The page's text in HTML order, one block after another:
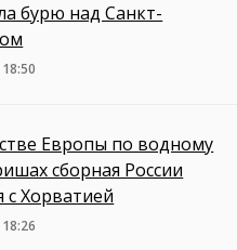
бурю над Санкт-
Европы по водному
сборная России
с Хорватией